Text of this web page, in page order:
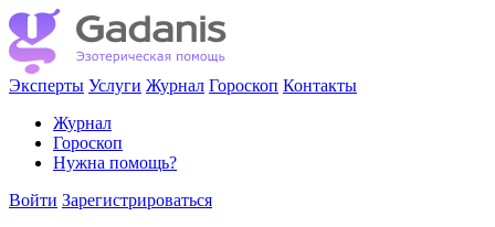
Эксперты Услуги Журнал Гороскоп Контакты
Журнал
Гороскоп
Нужна помощь?
Войти Зарегистрироваться